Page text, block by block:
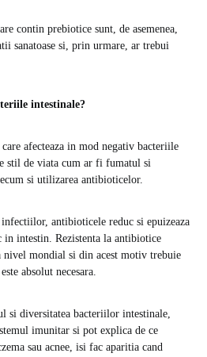
contin prebiotice sunt, de asemenea,
sanatoase si, prin urmare, ar trebui
intestinale?
afecteaza in mod negativ bacteriile
stil de viata cum ar fi fumatul si
si utilizarea antibioticelor.
antibioticele reduc si epuizeaza
in intestin. Rezistenta la antibiotice
nivel mondial si din acest motiv trebuie
absolut necesara.
si diversitatea bacteriilor intestinale,
imunitar si pot explica de ce
sau acnee, isi fac aparitia cand